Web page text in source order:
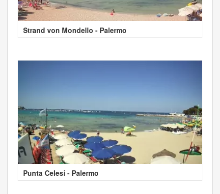
Strand von Mondello - Palermo
Punta Celesi - Palermo